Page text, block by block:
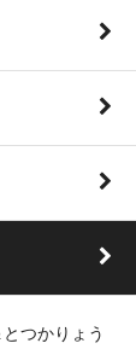
つかりょう